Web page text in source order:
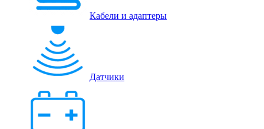
Кабели и адаптеры
Датчики